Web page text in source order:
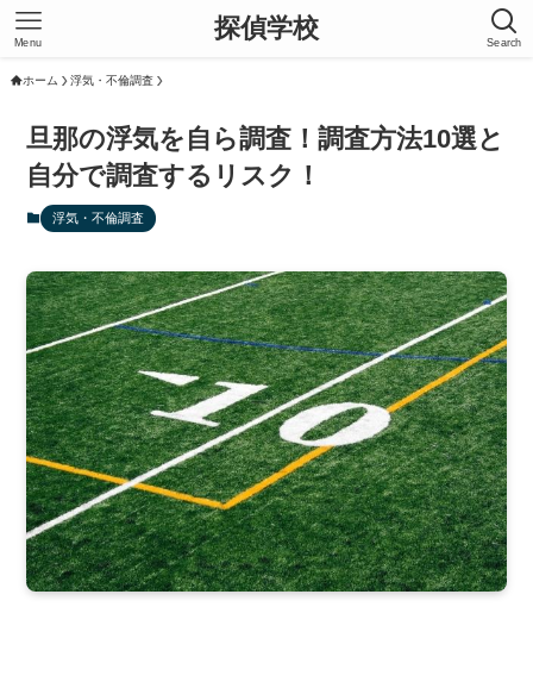
探偵学校 Search
Menu
ホーム 浮気・不倫調査
旦那の浮気を自ら調査！調査方法10選と
自分で調査するリスク！
浮気・不倫調査